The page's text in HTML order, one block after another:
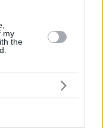
my
the
τις ΗΠΑ για τον